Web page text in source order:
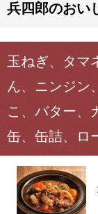
兵四郎のおい
玉ねぎ、タマ
ん、ニンジン
こ、バター、
缶、缶詰、ロ